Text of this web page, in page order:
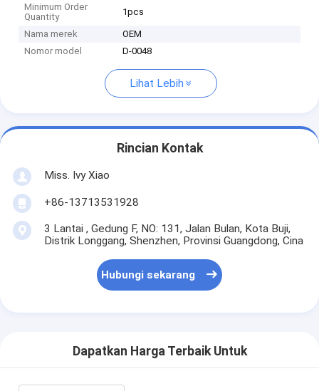
Minimum Order
Quantity
1pcs
Nama merek
OEM
Nomor model
D-0048
Lihat Lebih
Rincian Kontak
Miss. Ivy Xiao
+86-13713531928
3 Lantai , Gedung F, NO: 131, Jalan Bulan, Kota Buji,
Distrik Longgang, Shenzhen, Provinsi Guangdong, Cina
Hubungi sekarang
Dapatkan Harga Terbaik Untuk